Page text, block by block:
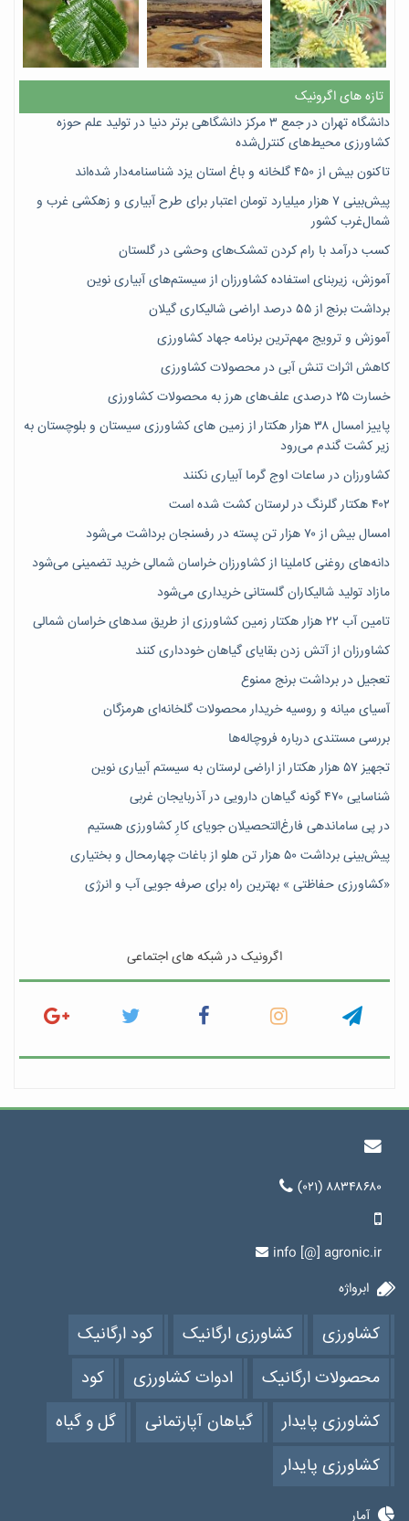
تازه های اگرونیک
دانشگاه تهران در جمع ۳ مرکز دانشگاهی برتر دنیا در تولید علم حوزه
کشاورزی محیط‌های کنترل‌شده
تاکنون بیش از ۴۵۰ گلخانه و باغ استان یزد شناسنامه‌دار شده‌اند
پیش‌بینی ۷‌ هزار میلیارد تومان اعتبار برای طرح آبیاری و زهکشی غرب و
شمال‌غرب کشور
کسب درآمد با رام کردن تمشک‌های وحشی در گلستان
آموزش، زیربنای استفاده کشاورزان از سیستم‌های آبیاری نوین
برداشت برنج از ۵۵ درصد اراضی شالیکاری گیلان
آموزش و ترویج مهم‌ترین برنامه جهاد کشاورزی
کاهش اثرات تنش آبی در محصولات کشاورزی
خسارت ۲۵ درصدی علف‌های هرز به محصولات کشاورزی
پاییز امسال ۳۸ هزار هکتار از زمین های کشاورزی سیستان و بلوچستان به
زیر کشت گندم می‌رود
کشاورزان در ساعات اوج گرما آبیاری نکنند
۴۰۲ هکتار گلرنگ در لرستان کشت شده است
امسال بیش از ۷۰ هزار تن پسته در رفسنجان برداشت می‌شود
دانه‌های روغنی کاملینا از کشاورزان خراسان شمالی خرید تضمینی می‌شود
مازاد تولید شالیکاران گلستانی خریداری می‌شود
تامین آب ۲۲ هزار هکتار زمین کشاورزی از طریق سدهای خراسان شمالی
کشاورزان از آتش زدن بقایای گیاهان خودداری کنند
تعجیل در برداشت برنج ممنوع
آسیای میانه و روسیه خریدار محصولات گلخانه‌ای هرمزگان
بررسی مستندی درباره فروچاله‌ها
تجهیز ۵۷ هزار هکتار از اراضی لرستان به سیستم آبیاری نوین
شناسایی ۴۷٠ گونه گیاهان دارویی در آذربایجان غربی
در پی ساماندهی فارغ‌التحصیلان جویای کارِ کشاورزی هستیم
پیش‎‌بینی برداشت ۵۰ هزار تن هلو از باغات چهارمحال و بختیاری
«کشاورزی حفاظتی » بهترین راه برای صرفه جویی آب و انرژی
اگرونیک در شبکه های اجتماعی
(۰۲۱) ۸۸۳۴۸۶۸۰
info [@] agronic.ir
ابرواژه
کشاورزی کشاورزی ارگانیک
کود ارگانیک
محصولات ارگانیک
ادوات کشاورزی
کود
کشاورزی پایدار
گیاهان آپارتمانی
گل و گیاه
کشاورزی پایدار
آمار